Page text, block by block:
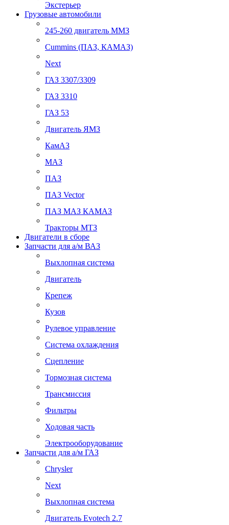
Экстерьер
Грузовые автомобили
245-260 двигатель ММЗ
Cummins (ПАЗ, КАМАЗ)
Next
ГАЗ 3307/3309
ГАЗ 3310
ГАЗ 53
Двигатель ЯМЗ
КамАЗ
МАЗ
ПАЗ
ПАЗ Vector
ПАЗ МАЗ КАМАЗ
Тракторы МТЗ
Двигатели в сборе
Запчасти для а/м ВАЗ
Выхлопная система
Двигатель
Крепеж
Кузов
Рулевое управление
Система охлаждения
Сцепление
Тормозная система
Трансмиссия
Фильтры
Ходовая часть
Электрооборудование
Запчасти для а/м ГАЗ
Chrysler
Next
Выхлопная система
Двигатель Evotech 2.7